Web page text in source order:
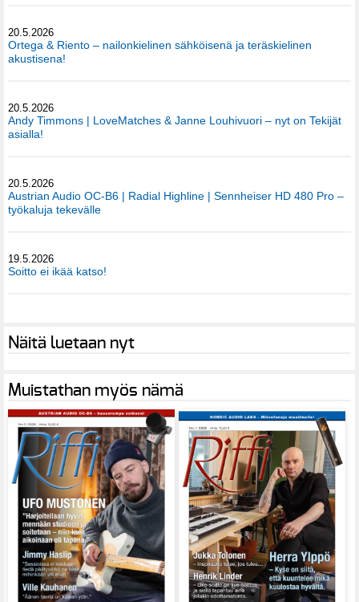
20.5.2026
Ortega & Riento – nailonkielinen sähköisenä ja teräskielinen
akustisena!
20.5.2026
Andy Timmons | LoveMatches & Janne Louhivuori – nyt on Tekijät
asialla!
20.5.2026
Austrian Audio OC-B6 | Radial Highline | Sennheiser HD 480 Pro –
työkaluja tekevälle
19.5.2026
Soitto ei ikää katso!
Näitä luetaan nyt
Muistathan myös nämä